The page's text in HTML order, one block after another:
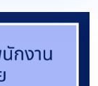
หัว ประจำ